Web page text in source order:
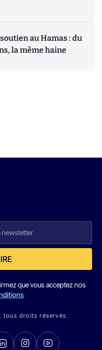
au Hamas : du
la même haine
que vous acceptez nos
tous droits réservés.